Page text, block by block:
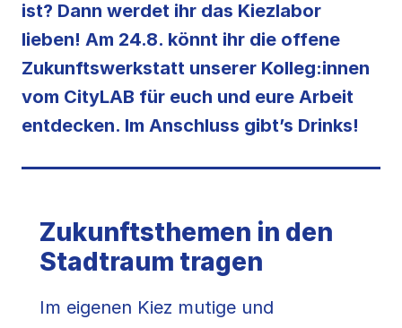
ist? Dann werdet ihr das Kiezlabor
lieben! Am 24.8. könnt ihr die offene
Zukunftswerkstatt unserer Kolleg:innen
vom CityLAB für euch und eure Arbeit
entdecken. Im Anschluss gibt’s Drinks!
Zukunftsthemen in den
Stadtraum tragen
Im eigenen Kiez mutige und